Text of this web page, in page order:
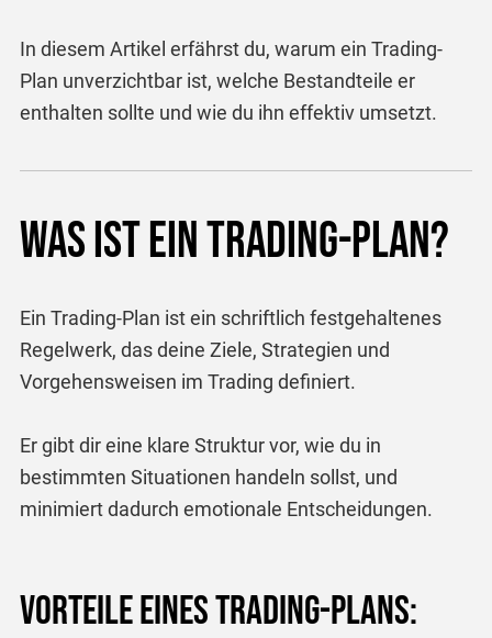
In diesem Artikel erfährst du, warum ein Trading-
Plan unverzichtbar ist, welche Bestandteile er
enthalten sollte und wie du ihn effektiv umsetzt.
Was ist ein Trading-Plan?
Ein Trading-Plan ist ein schriftlich festgehaltenes
Regelwerk, das deine Ziele, Strategien und
Vorgehensweisen im Trading definiert.
Er gibt dir eine klare Struktur vor, wie du in
bestimmten Situationen handeln sollst, und
minimiert dadurch emotionale Entscheidungen.
Vorteile eines Trading-Plans: